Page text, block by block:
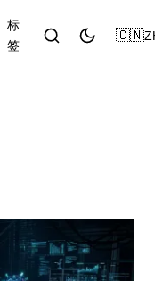
标
签
🇨🇳ZH